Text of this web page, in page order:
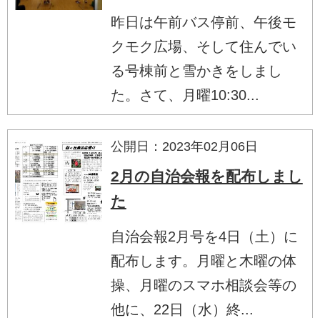
昨日は午前バス停前、午後モ
クモク広場、そして住んでい
る号棟前と雪かきをしまし
た。さて、月曜10:30...
公開日：2023年02月06日
2月の自治会報を配布しまし
た
自治会報2月号を4日（土）に
配布します。月曜と木曜の体
操、月曜のスマホ相談会等の
他に、22日（水）終...